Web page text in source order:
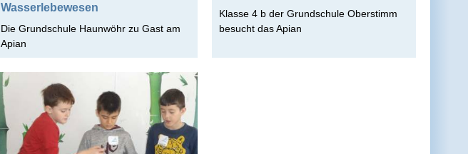
Wasserlebewesen
Die Grundschule Haunwöhr zu Gast am
Apian
Klasse 4 b der Grundschule Oberstimm
besucht das Apian